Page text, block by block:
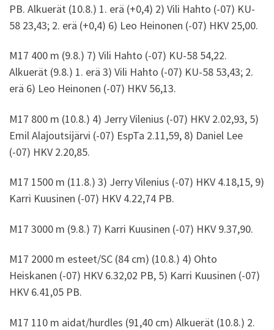
PB. Alkuerät (10.8.) 1. erä (+0,4) 2) Vili Hahto (-07) KU-
58 23,43; 2. erä (+0,4) 6) Leo Heinonen (-07) HKV 25,00.
M17 400 m (9.8.) 7) Vili Hahto (-07) KU-58 54,22.
Alkuerät (9.8.) 1. erä 3) Vili Hahto (-07) KU-58 53,43; 2.
erä 6) Leo Heinonen (-07) HKV 56,13.
M17 800 m (10.8.) 4) Jerry Vilenius (-07) HKV 2.02,93, 5)
Emil Alajoutsijärvi (-07) EspTa 2.11,59, 8) Daniel Lee
(-07) HKV 2.20,85.
M17 1500 m (11.8.) 3) Jerry Vilenius (-07) HKV 4.18,15, 9)
Karri Kuusinen (-07) HKV 4.22,74 PB.
M17 3000 m (9.8.) 7) Karri Kuusinen (-07) HKV 9.37,90.
M17 2000 m esteet/SC (84 cm) (10.8.) 4) Ohto
Heiskanen (-07) HKV 6.32,02 PB, 5) Karri Kuusinen (-07)
HKV 6.41,05 PB.
M17 110 m aidat/hurdles (91,40 cm) Alkuerät (10.8.) 2.